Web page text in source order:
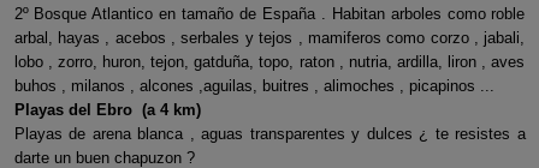
2º Bosque Atlantico en tamaño de España . Habitan arboles como roble
arbal, hayas , acebos , serbales y tejos , mamiferos como corzo , jabali,
lobo , zorro, huron, tejon, gatduña, topo, raton , nutria, ardilla, liron , aves
buhos , milanos , alcones ,aguilas, buitres , alimoches , picapinos ...
Playas del Ebro (a 4 km)
Playas de arena blanca , aguas transparentes y dulces ¿ te resistes a
darte un buen chapuzon ?